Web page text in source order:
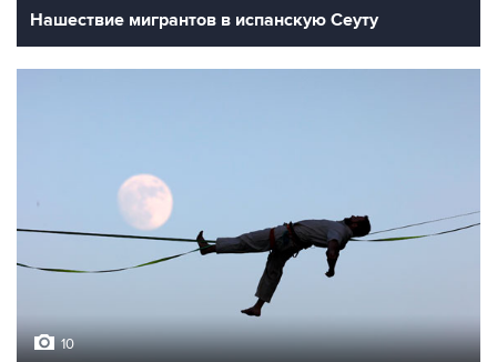
Нашествие мигрантов в испанскую Сеуту
10